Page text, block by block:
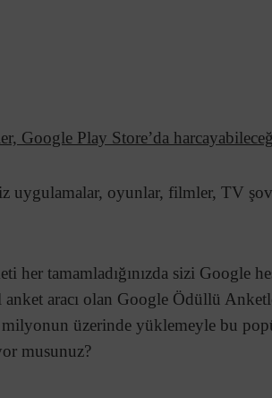
Google Play Store’da
uygulamalar, oyunlar, filmler, TV
her tamamladığınızda sizi Google
aracı olan Google Ödüllü
milyonun üzerinde yüklemeyle bu
musunuz?